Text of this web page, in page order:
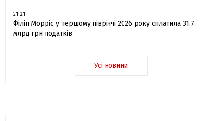
21:21
Філіп Морріс у першому півріччі 2026 року сплатила 31.7
млрд грн податків
Усі новини